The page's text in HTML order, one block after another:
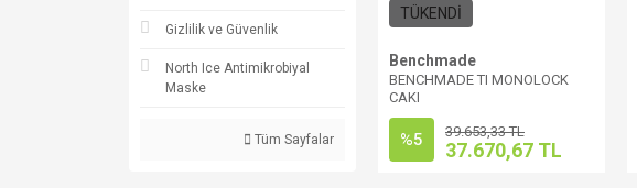
Gizlilik ve Güvenlik
North Ice Antimikrobiyal
Maske
Tüm Sayfalar
TÜKENDİ
Benchmade
BENCHMADE TI MONOLOCK
CAKI
%5 39.653,33 TL
37.670,67 TL